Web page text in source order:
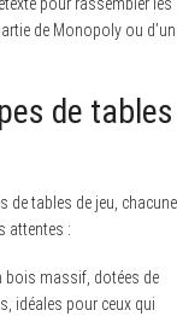
de Monopoly ou d’un
de tables
de tables de jeu, chacune
attentes :
bois massif, dotées de
idéales pour ceux qui